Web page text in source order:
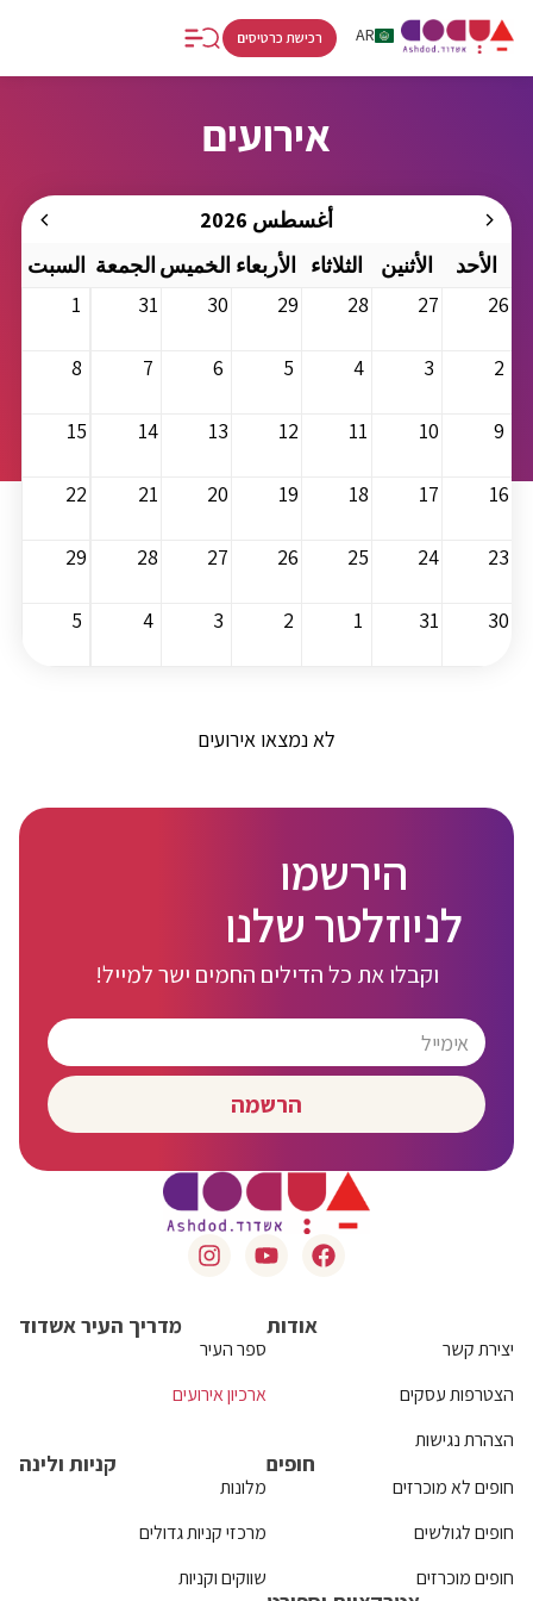
AR
HE
רכישת כרטיסים
אירועים
أغسطس 2026
الأحد
الأثنين الثلاثاء الأربعاء الخميس الجمعة السبت
26
27
28
29
30
31
1
2
3
4
5
6
7
8
9
10
11
12
13
14
15
16
17
18
19
20
21
22
23
24
25
26
27
28
29
30
31
1
2
3
4
5
לא נמצאו אירועים
הירשמו
לניוזלטר שלנו
וקבלו את כל הדילים החמים ישר למייל!
הרשמה
אודות
יצירת קשר
הצטרפות עסקים
הצהרת נגישות
מדריך העיר אשדוד
ספר העיר
ארכיון אירועים
חופים
חופים לא מוכרזים
חופים לגולשים
חופים מוכרזים
קניות ולינה
מלונות
מרכזי קניות גדולים
שווקים וקניות